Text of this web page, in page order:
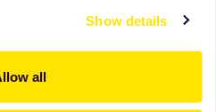
Show details
all